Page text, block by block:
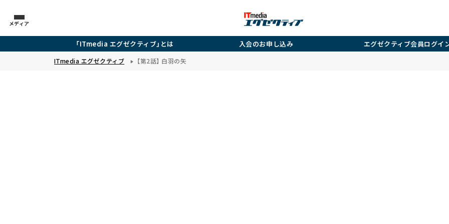
メディア
「ITmedia エグゼクティブ」とは 入会のお申し込み エグゼクティブ会員ログイ
ITmedia エグゼクティブ 【第2話】 白羽の矢